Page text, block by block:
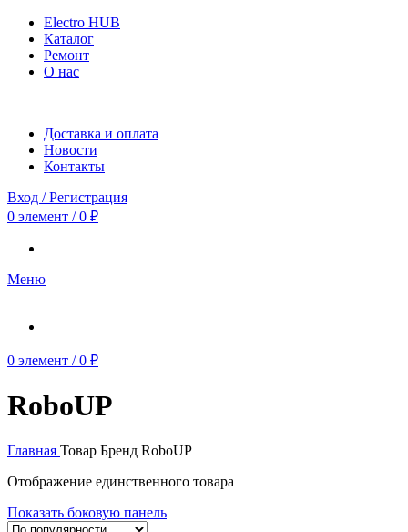
Electro HUB
Каталог
Ремонт
О нас
Доставка и оплата
Новости
Контакты
Вход / Регистрация
0 элемент / 0 ₽
Меню
0 элемент / 0 ₽
RoboUP
Главная Товар Бренд RoboUP
Отображение единственного товара
Показать боковую панель